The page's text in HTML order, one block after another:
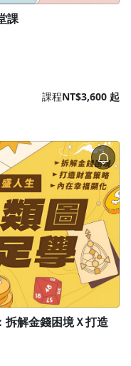
課
課程NT$3,600 起
拆解金錢困境Ｘ打造